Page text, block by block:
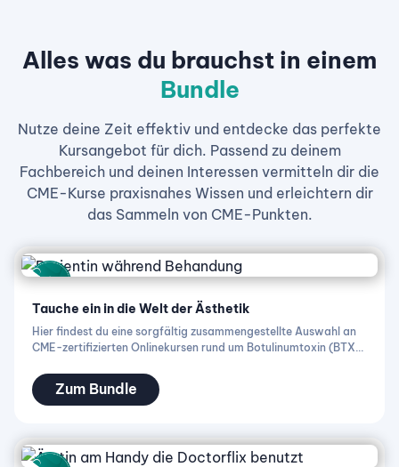
Alles was du brauchst in einem
Bundle
Nutze deine Zeit effektiv und entdecke das perfekte
Kursangebot für dich. Passend zu deinem
Fachbereich und deinen Interessen vermitteln dir die
CME-Kurse praxisnahes Wissen und erleichtern dir
das Sammeln von CME-Punkten.
Tauche ein in die Welt der Ästhetik
Hier findest du eine sorgfältig zusammengestellte Auswahl an
CME-zertifizierten Onlinekursen rund um Botulinumtoxin (BTX),
Erfahrungen sammeln oder dein bestehendes Wissen vertiefen
möchtest, unsere Fortbildungen vermitteln dir praxisnahes
Zum Bundle